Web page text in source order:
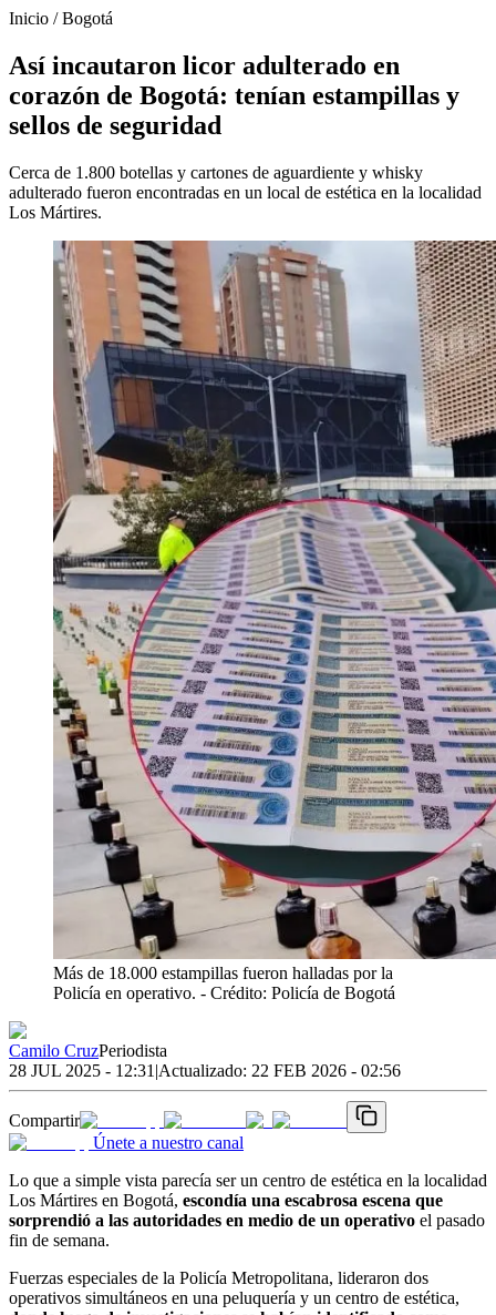
Inicio /Bogotá
Así incautaron licor adulterado en
corazón de Bogotá: tenían estampillas y
sellos de seguridad
Cerca de 1.800 botellas y cartones de aguardiente y whisky
adulterado fueron encontradas en un local de estética en la localidad
Los Mártires.
Más de 18.000 estampillas fueron halladas por la
Policía en operativo. - Crédito: Policía de Bogotá
Camilo CruzPeriodista
28 JUL 2025 - 12:31 |Actualizado: 22 FEB 2026 - 02:56
Compartir
Únete a nuestro canal
Lo que a simple vista parecía ser un centro de estética en la localidad
Los Mártires en Bogotá, escondía una escabrosa escena que
sorprendió a las autoridades en medio de un operativo el pasado
fin de semana.
Fuerzas especiales de la Policía Metropolitana, lideraron dos
operativos simultáneos en una peluquería y un centro de estética,